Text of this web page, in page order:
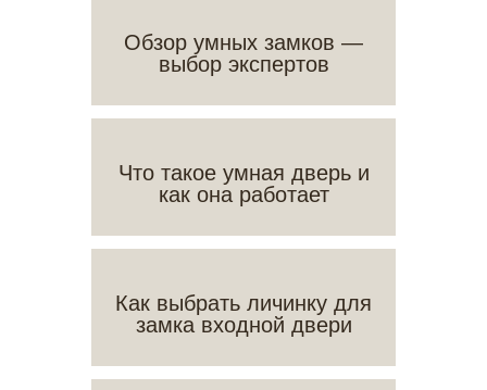
Обзор умных замков —
выбор экспертов
Что такое умная дверь и
как она работает
Как выбрать личинку для
замка входной двери